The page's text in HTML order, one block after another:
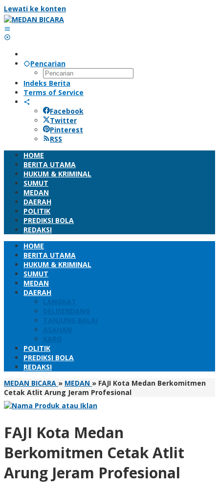
Lewati ke konten
Pencarian
Indeks Berita
Terms of Service
Facebook
Twitter
Pinterest
RSS
HOME
BERITA UTAMA
HUKUM & KRIMINAL
SUMUT
MEDAN
DAERAH
POLITIK
PREDIKSI BOLA
REDAKSI
HOME
BERITA UTAMA
HUKUM & KRIMINAL
SUMUT
MEDAN
DAERAH
LANGKAT
DELISERDANG
TANJUNG BALAI
ASAHAN
KARO
POLITIK
PREDIKSI BOLA
REDAKSI
MEDAN BICARA » MEDAN » FAJI Kota Medan Berkomitmen
Cetak Atlit Arung Jeram Profesional
FAJI Kota Medan
Berkomitmen Cetak Atlit
Arung Jeram Profesional